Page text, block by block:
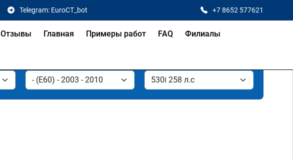
Telegram: EuroCT_bot +7 8652 577621
Отзывы Главная Примеры работ FAQ Филиалы